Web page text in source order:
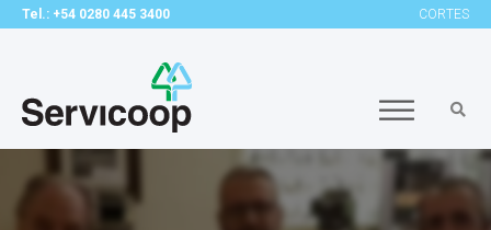
Tel.: +54 0280 445 3400 CORTES